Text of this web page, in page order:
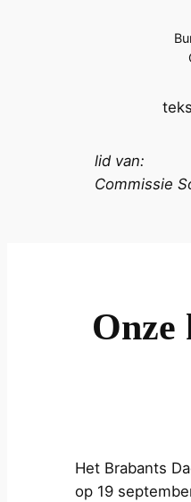
lid van:
Commissie
Onze
Het Brabants
op 19